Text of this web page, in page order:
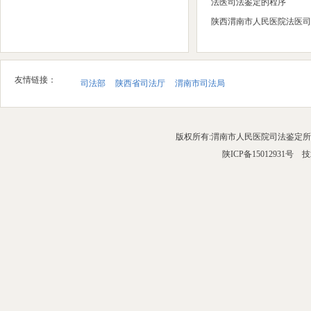
法医司法鉴定的程序
陕西渭南市人民医院法医
友情链接： 司法部 陕西省司法厅 渭南市司法局
版权所有:渭南市人民医院司法鉴
陕ICP备15012931号